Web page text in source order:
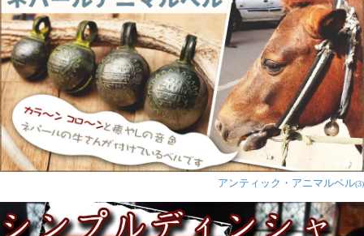
アンティック・アニマルベル(3)